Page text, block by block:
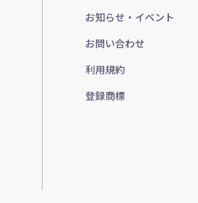
お知らせ・イベント
お問い合わせ
利用規約
登録商標